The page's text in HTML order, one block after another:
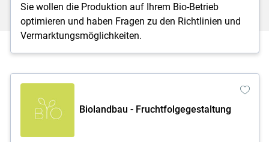
Sie wollen die Produktion auf Ihrem Bio-Betrieb
optimieren und haben Fragen zu den Richtlinien und
Vermarktungsmöglichkeiten.
Biolandbau - Fruchtfolgegestaltung